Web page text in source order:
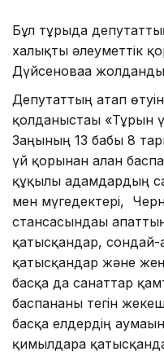
Бұл тұрғыда
халықты әлеуметтік
Дүйсеноваға
Депутаттың атап
қолданыстағы
Заңының 13 бабы 8
үй қорынан алған
құқылы адамдардың
мен мүгедектері,
стансасындағы
қатысқандар, сондай-
қатысқандар және
басқа да санаттар
баспананы тегін
басқа елдердің
қимылдарға